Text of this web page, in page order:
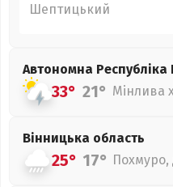
Шептицький
Автономна Республіка
33° 21° Мінлива
Вінницька область
25° 17°